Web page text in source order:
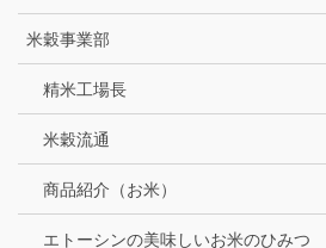
米穀事業部
精米工場長
米穀流通
商品紹介（お米）
エトーシンの美味しいお米のひみつ